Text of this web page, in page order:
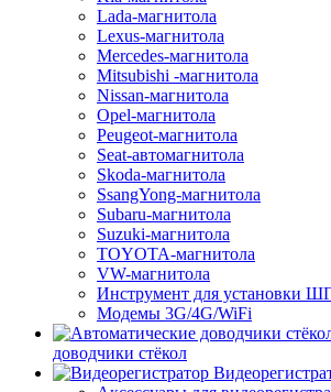
Lada-магнитола
Lexus-магнитола
Mercedes-магнитола
Mitsubishi -магнитола
Nissan-магнитола
Opel-магнитола
Peugeot-магнитола
Seat-автомагнитола
Skoda-магнитола
SsangYong-магнитола
Subaru-магнитола
Suzuki-магнитола
TOYOTA-магнитола
VW-магнитола
Инструмент для установки
Модемы 3G/4G/WiFi
доводчики стёкол